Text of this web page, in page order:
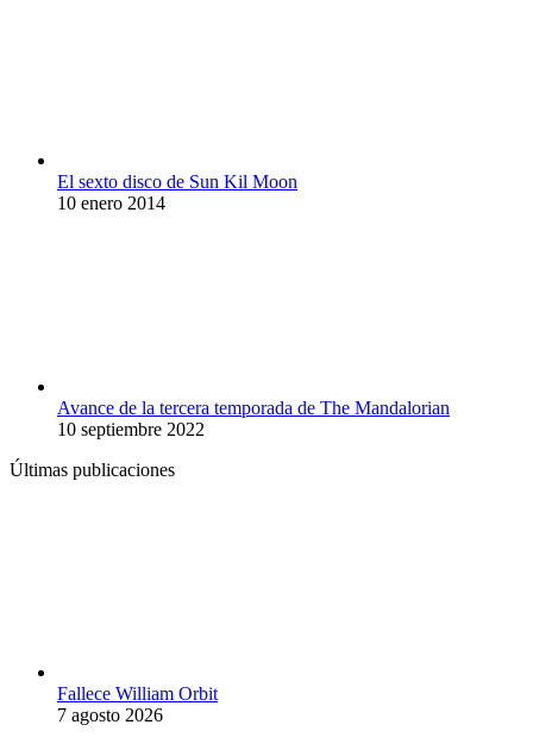
El sexto disco de Sun Kil Moon
10 enero 2014
Avance de la tercera temporada de The Mandalorian
10 septiembre 2022
Últimas publicaciones
Fallece William Orbit
7 agosto 2026